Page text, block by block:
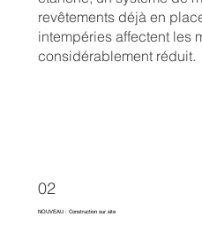
revêtements déjà en
intempéries affectent les
considérablement réduit.
NOUVEAU : Construction sur site
02